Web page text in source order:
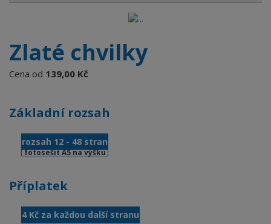
Zlaté chvilky
Cena od 139,00 Kč
Základní rozsah
rozsah 12 - 48 stran
fotosešit A5 na výšku
Příplatek
4 Kč za každou další stranu